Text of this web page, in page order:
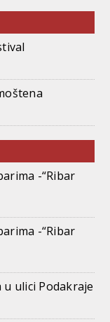
-“Ribar
-“Ribar
u ulici Podakraje